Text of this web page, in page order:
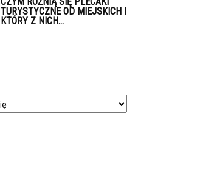
TURYSTYCZNE OD MIEJSKICH I
KTÓRY Z NICH...